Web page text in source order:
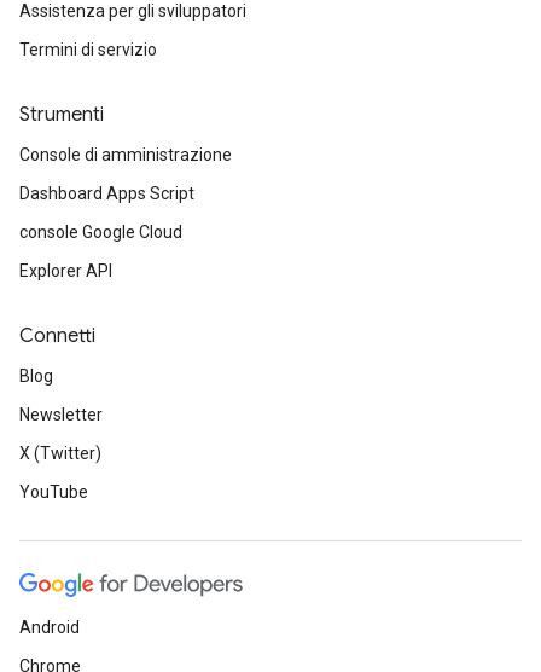
Assistenza per gli sviluppatori
Termini di servizio
Strumenti
Console di amministrazione
Dashboard Apps Script
console Google Cloud
Explorer API
Connetti
Blog
Newsletter
X (Twitter)
YouTube
Android
Chrome